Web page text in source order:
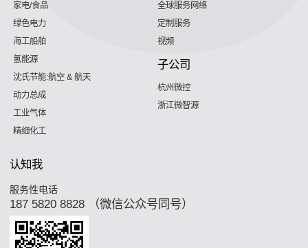
家电/食品
绿色电力
海工船舶
氢能源
沈氏节能:航空 & 航天
动力总成
工业气体
精细化工
全球服务网络
定制服务
视频
子公司
杭州微控
浙江微智源
认知我
服务性电话
187 5820 8828 （微信公众号同号）